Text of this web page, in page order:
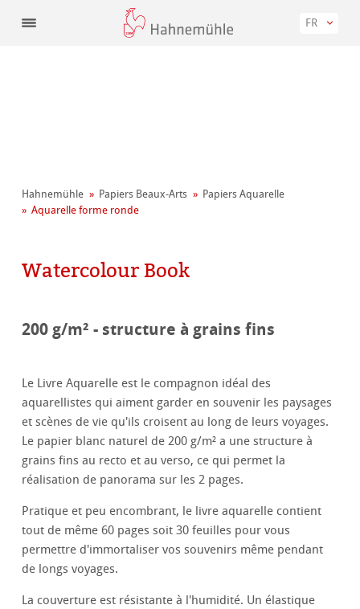
FR
Hahnemühle Papiers Beaux-Arts
Papiers Aquarelle
Aquarelle forme ronde
Watercolour Book
200 g/m² - structure à grains fins
Le Livre Aquarelle est le compagnon idéal des
aquarellistes qui aiment garder en souvenir les paysages
et scènes de vie qu'ils croisent au long de leurs voyages.
Le papier blanc naturel de 200 g/m² a une structure à
grains fins au recto et au verso, ce qui permet la
réalisation de panorama sur les 2 pages.
Pratique et peu encombrant, le livre aquarelle contient
tout de même 60 pages soit 30 feuilles pour vous
permettre d'immortaliser vos souvenirs même pendant
de longs voyages.
La couverture est résistante à l'humidité. Un élastique